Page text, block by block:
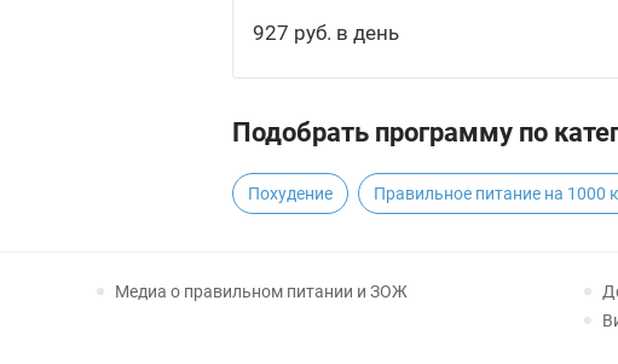
927 руб. в день
Подобрать программу по
Похудение Правильное питание на 1000
Медиа о правильном питании и ЗОЖ